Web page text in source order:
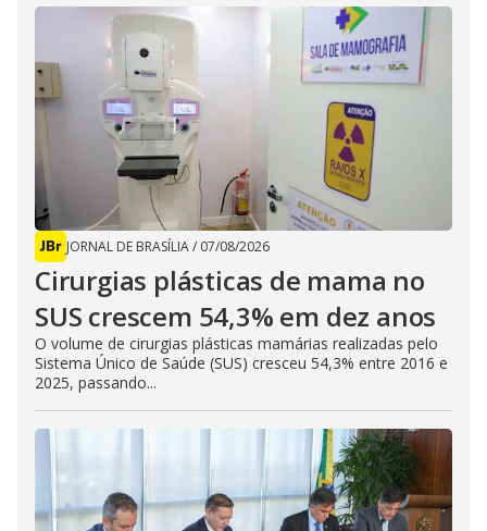
JORNAL DE BRASÍLIA/ 07/08/2026
Cirurgias plásticas de mama no
SUS crescem 54,3% em dez anos
O volume de cirurgias plásticas mamárias realizadas pelo
Sistema Único de Saúde (SUS) cresceu 54,3% entre 2016 e
2025, passando...